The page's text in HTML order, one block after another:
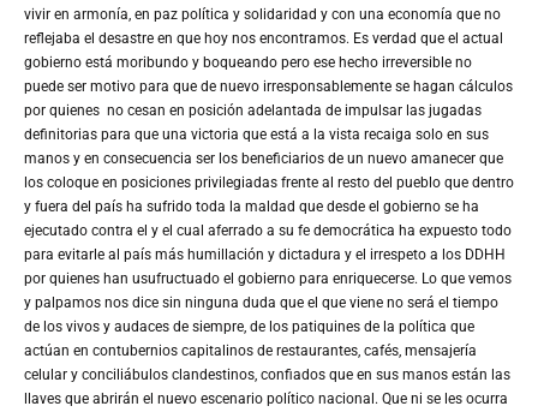
vivir en armonía, en paz política y solidaridad y con una economía que no
reflejaba el desastre en que hoy nos encontramos. Es verdad que el actual
gobierno está moribundo y boqueando pero ese hecho irreversible no
puede ser motivo para que de nuevo irresponsablemente se hagan cálculos
por quienes no cesan en posición adelantada de impulsar las jugadas
definitorias para que una victoria que está a la vista recaiga solo en sus
manos y en consecuencia ser los beneficiarios de un nuevo amanecer que
los coloque en posiciones privilegiadas frente al resto del pueblo que dentro
y fuera del país ha sufrido toda la maldad que desde el gobierno se ha
ejecutado contra el y el cual aferrado a su fe democrática ha expuesto todo
para evitarle al país más humillación y dictadura y el irrespeto a los DDHH
por quienes han usufructuado el gobierno para enriquecerse. Lo que vemos
y palpamos nos dice sin ninguna duda que el que viene no será el tiempo
de los vivos y audaces de siempre, de los patiquines de la política que
actúan en contubernios capitalinos de restaurantes, cafés, mensajería
celular y conciliábulos clandestinos, confiados que en sus manos están las
llaves que abrirán el nuevo escenario político nacional. Que ni se les ocurra